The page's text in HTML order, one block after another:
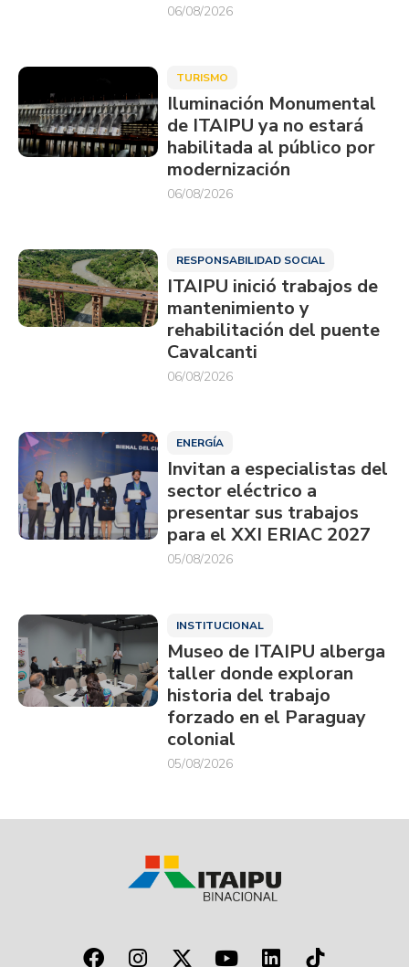
06/08/2026
TURISMO
Iluminación Monumental
de ITAIPU ya no estará
habilitada al público por
modernización
06/08/2026
RESPONSABILIDAD SOCIAL
ITAIPU inició trabajos de
mantenimiento y
rehabilitación del puente
Cavalcanti
06/08/2026
ENERGÍA
Invitan a especialistas del
sector eléctrico a
presentar sus trabajos
para el XXI ERIAC 2027
05/08/2026
INSTITUCIONAL
Museo de ITAIPU alberga
taller donde exploran
historia del trabajo
forzado en el Paraguay
colonial
05/08/2026